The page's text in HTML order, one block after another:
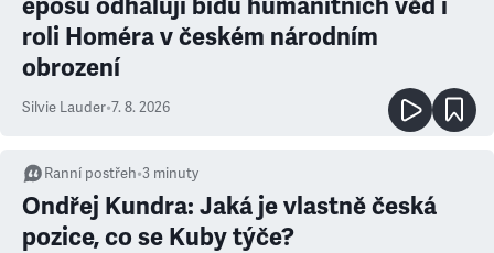
eposu odhalují bídu humanitních věd i
roli Homéra v českém národním
obrození
Silvie Lauder•7. 8. 2026
Ranní postřeh•3 minuty
Ondřej Kundra: Jaká je vlastně česká
pozice, co se Kuby týče?